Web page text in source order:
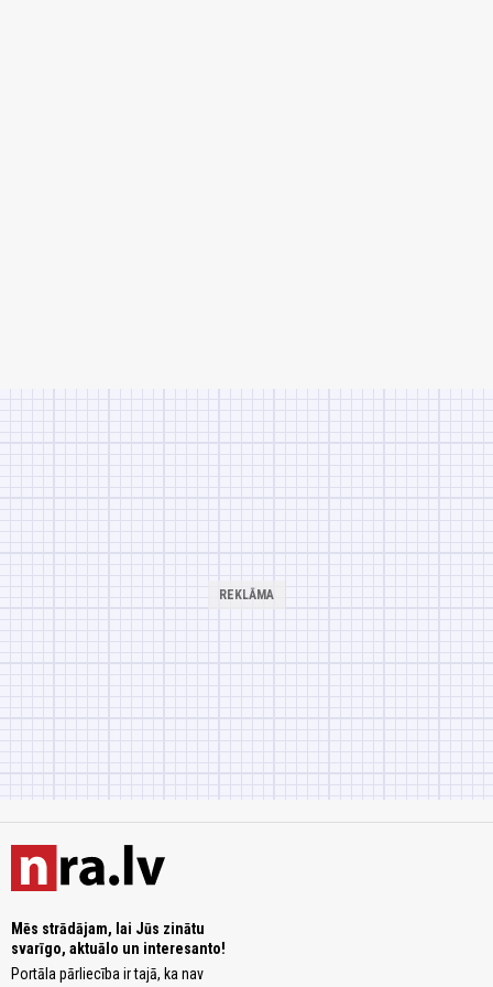
Mēs strādājam, lai Jūs zinātu
svarīgo, aktuālo un interesanto!
Portāla pārliecība ir tajā, ka nav